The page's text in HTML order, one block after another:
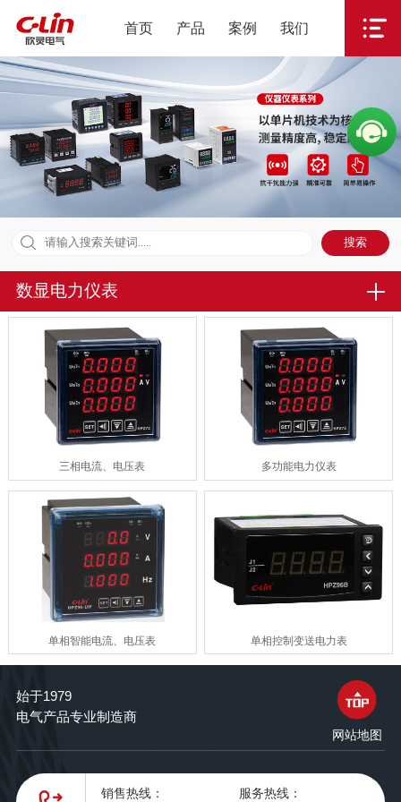
首页 产品 案例 我们
数显电力仪表
三相电流、电压表 多功能电力仪表
单相智能电流、电压表 单相控制变送电力表
始于1979
电气产品专业制造商
网站地图
销售热线： 服务热线：